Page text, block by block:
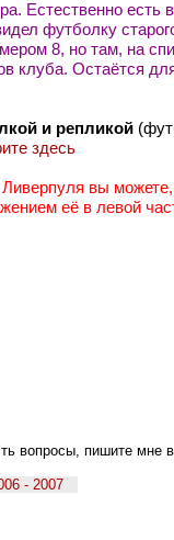
Естественно есть
футболку
8, но там, на
клуба. Остаётся
и репликой
здесь
вы можете,
её в левой
вопросы, пишите мне
- 2007